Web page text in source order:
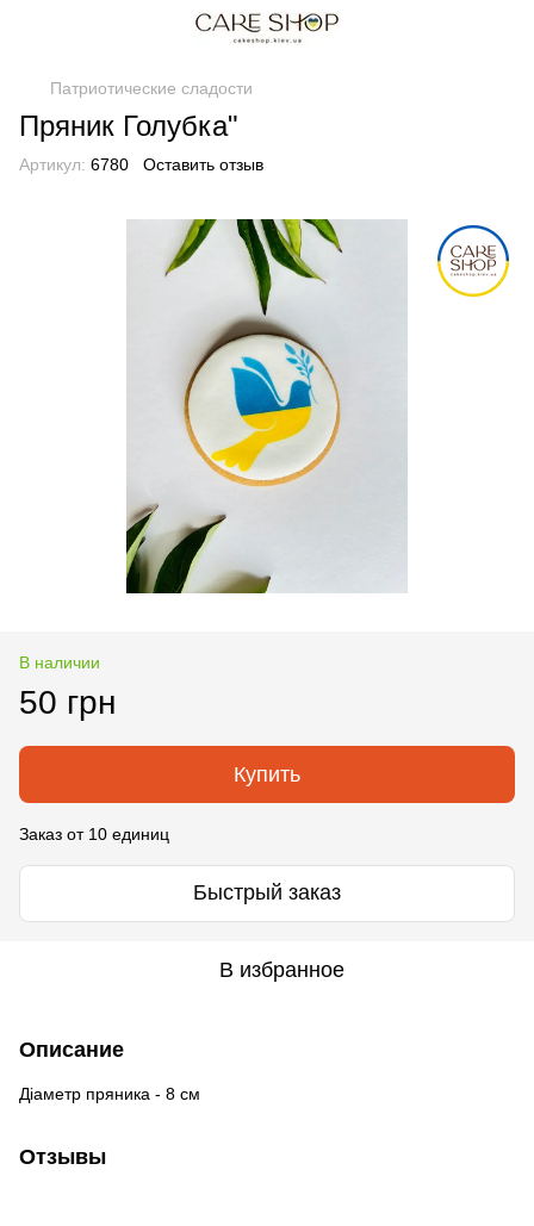
Патриотические сладости
Пряник Голубка"
Артикул: 6780 Оставить отзыв
В наличии
50 грн
Купить
Заказ от 10 единиц
Быстрый заказ
В избранное
Описание
Діаметр пряника - 8 см
Отзывы